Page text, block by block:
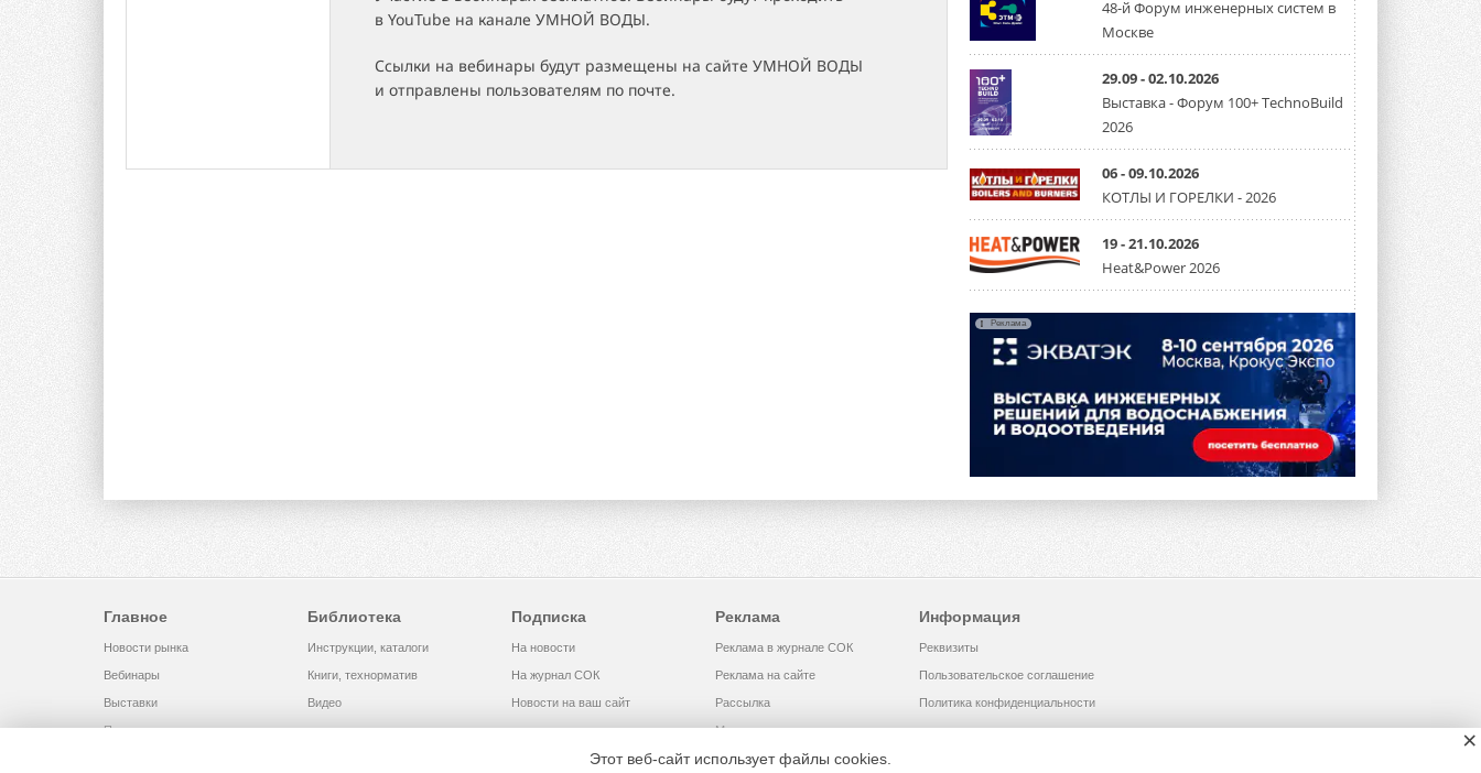
в YouTube на канале УМНОЙ ВОДЫ.
Ссылки на вебинары будут размещены на сайте УМНОЙ ВОДЫ
и отправлены пользователям по почте.
48-й Форум инженерных систем в
Москве
29.09 - 02.10.2026
Выставка - Форум 100+ TechnoBuild
2026
06 - 09.10.2026
КОТЛЫ И ГОРЕЛКИ - 2026
19 - 21.10.2026
Heat&Power 2026
Реклама
Главное
Новости рынка
Вебинары
Выставки
Помощь
Библиотека
Инструкции, каталоги
Книги, технорматив
Видео
Подписка
На новости
На журнал СОК
Новости на ваш сайт
Реклама
Реклама в журнале СОК
Реклама на сайте
Рассылка
Медиакит
Информация
Реквизиты
Пользовательское соглашение
Политика конфиденциальности
Этот веб-сайт использует файлы cookies.
×